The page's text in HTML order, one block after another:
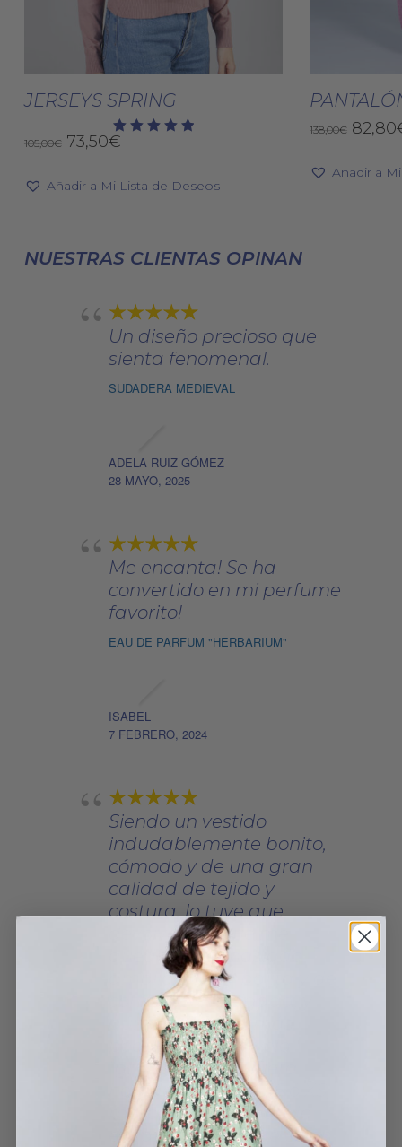
Seleccionar Opciones
producto
tiene
elegir
JERSEYS SPRING
Valorado
de 5
105,00€ El
original
73,50€El
actual
Añadir a Mi Lista de Deseos
138,00€ El
82,80
Añadir a
NUESTRAS CLIENTAS OPINAN
Un diseño precioso que
sienta fenomenal.
SUDADERA MEDIEVAL
ADELA RUIZ GÓMEZ
28 MAYO, 2025
Me encanta! Se ha
convertido en mi perfume
favorito!
EAU DE PARFUM "HERBARIUM"
ISABEL
7 FEBRERO, 2024
Siendo un vestido
indudablemente bonito,
cómodo y de una gran
calidad de tejido y
costura, lo tuve que
devolver porque me
quedaba demasiado
amplio. Yo soy bajita y de
complexión delgada, y
aún con la talla más
pequeña se me veía
"grandón". Si hubiera
habido una talla 36 ó XS,
me lo habría quedado
encantada porque es un